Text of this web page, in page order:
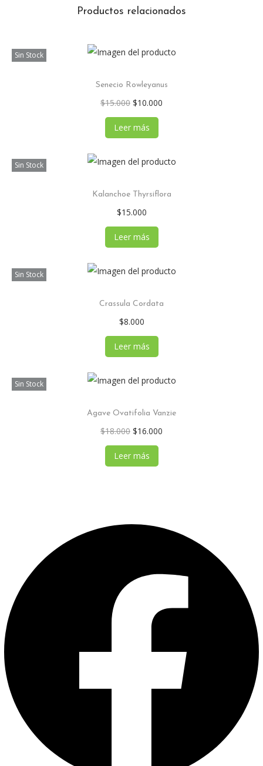
Productos relacionados
Sin Stock
Senecio Rowleyanus
$15.000 $10.000
Leer más
Sin Stock
Kalanchoe Thyrsiflora
$15.000
Leer más
Sin Stock
Crassula Cordata
$8.000
Leer más
Sin Stock
Agave Ovatifolia Vanzie
$18.000 $16.000
Leer más